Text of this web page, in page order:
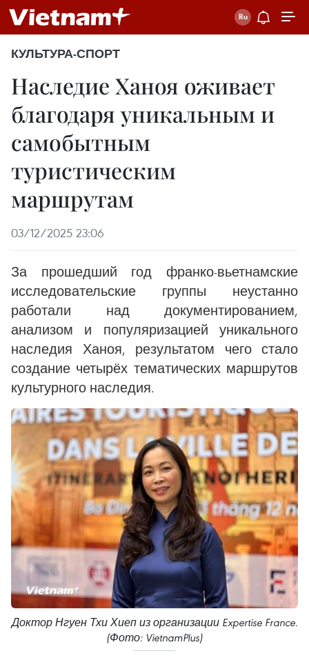
КУЛЬТУРА-СПОРТ
Наследие Ханоя оживает
благодаря уникальным и
самобытным
туристическим
маршрутам
03/12/2025 23:06
За прошедший год франко-вьетнамские
исследовательские группы неустанно
работали над документированием,
анализом и популяризацией уникального
наследия Ханоя, результатом чего стало
создание четырёх тематических маршрутов
культурного наследия.
Доктор Нгуен Тхи Хиеп из организации Expertise France.
(Фото: VietnamPlus)